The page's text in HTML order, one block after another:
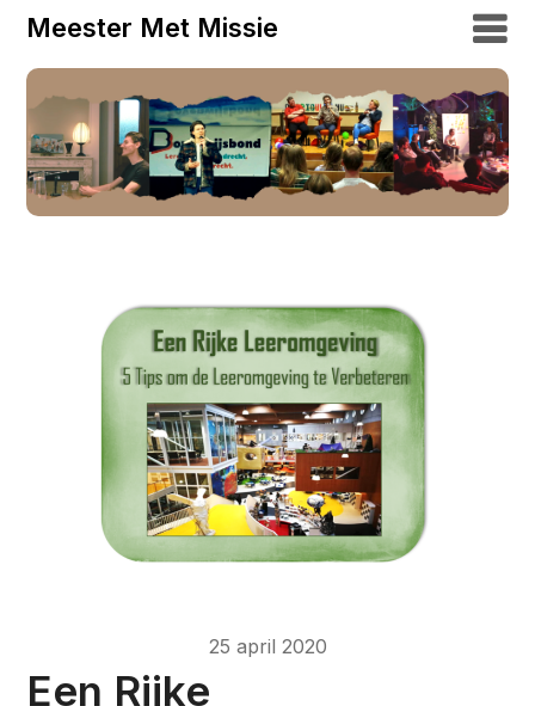
Meester Met Missie
25 april 2020
Een Rijke